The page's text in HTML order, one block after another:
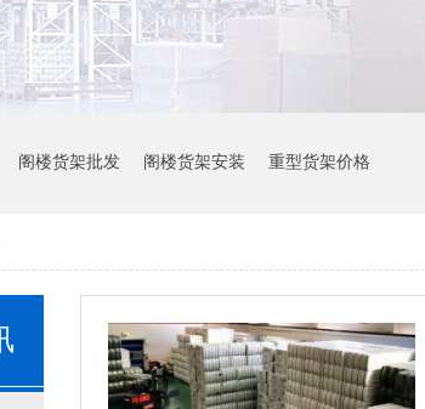
阁楼货架批发 阁楼货架安装 重型货架价格